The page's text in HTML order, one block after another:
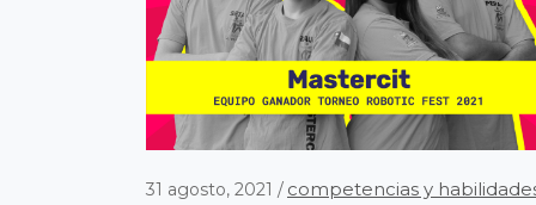
31 agosto, 2021
competencias y